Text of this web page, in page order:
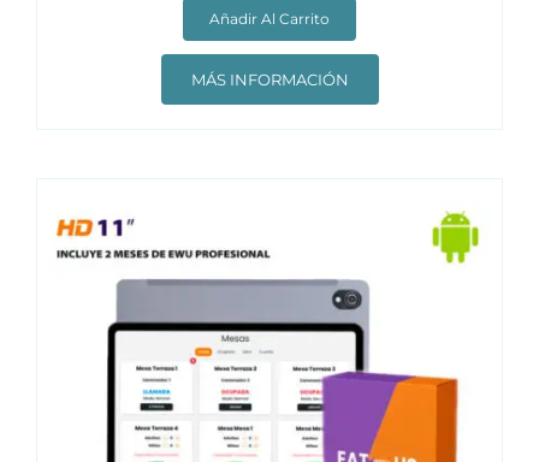
Añadir Al Carrito
MÁS INFORMACIÓN